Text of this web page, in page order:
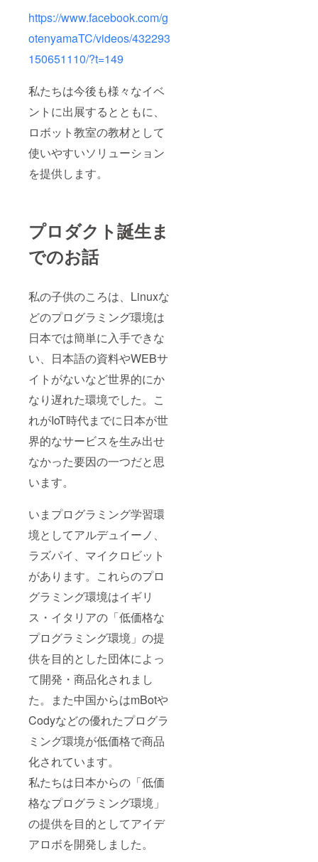
https://www.facebook.com/g
otenyamaTC/videos/432293
150651110/?t=149
私たちは今後も様々なイベ
ントに出展するとともに、
ロボット教室の教材として
使いやすいソリューション
を提供します。
プロダクト誕生ま
でのお話
私の子供のころは、Linuxな
どのプログラミング環境は
日本では簡単に入手できな
い、日本語の資料やWEBサ
イトがないなど世界的にか
なり遅れた環境でした。こ
れがIoT時代までに日本が世
界的なサービスを生み出せ
なかった要因の一つだと思
います。
いまプログラミング学習環
境としてアルデュイーノ、
ラズパイ、マイクロビット
があります。これらのプロ
グラミング環境はイギリ
ス・イタリアの「低価格な
プログラミング環境」の提
供を目的とした団体によっ
て開発・商品化されまし
た。また中国からはmBotや
Codyなどの優れたプログラ
ミング環境が低価格で商品
化されています。
私たちは日本からの「低価
格なプログラミング環境」
の提供を目的としてアイデ
アロボを開発しました。